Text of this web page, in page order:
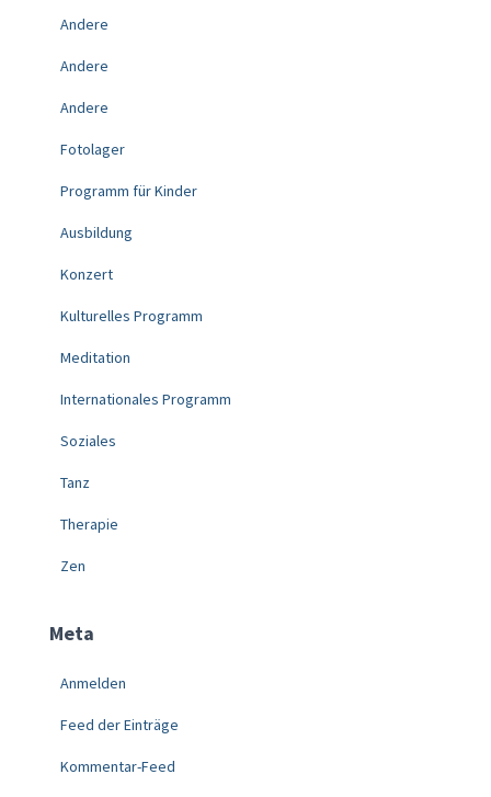
Andere
Andere
Andere
Fotolager
Programm für Kinder
Ausbildung
Konzert
Kulturelles Programm
Meditation
Internationales Programm
Soziales
Tanz
Therapie
Zen
Meta
Anmelden
Feed der Einträge
Kommentar-Feed